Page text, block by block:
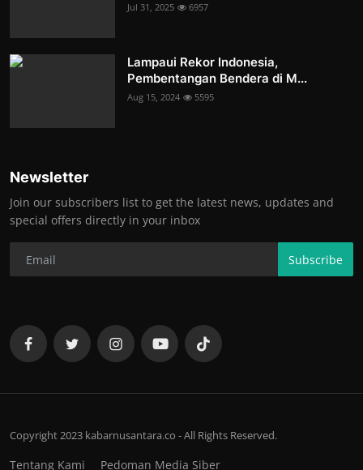
Jul 31, 2025 6957
Lampaui Rekor Indonesia,
Pembentangan Bendera di M...
Aug 15, 2024 5595
Newsletter
Join our subscribers list to get the latest news, updates and
special offers directly in your inbox
Subscribe
Copyright 2023 kabarnusantara.co - All Rights Reserved.
Tentang Kami Pedoman Media Siber